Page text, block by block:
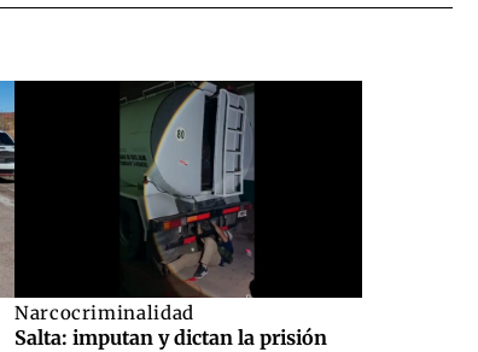
Narcocriminalidad
Salta: imputan y dictan la prisión